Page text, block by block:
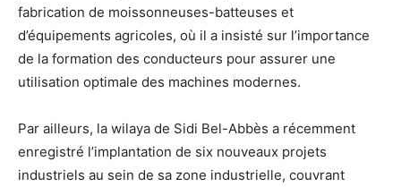
fabrication de moissonneuses-batteuses et
d’équipements agricoles, où il a insisté sur l’importance
de la formation des conducteurs pour assurer une
utilisation optimale des machines modernes.
Par ailleurs, la wilaya de Sidi Bel-Abbès a récemment
enregistré l’implantation de six nouveaux projets
industriels au sein de sa zone industrielle, couvrant